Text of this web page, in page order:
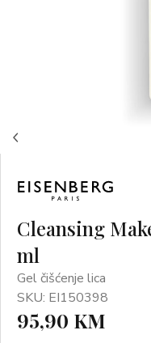
Cleansing
ml
Gel čišćenje lica
SKU: EI150398
95,90 KM